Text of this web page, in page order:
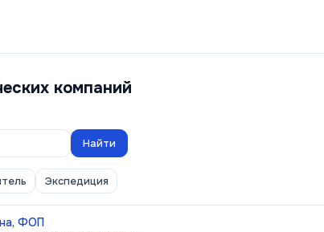
компаний
Найти
Экспедиция
ФОП